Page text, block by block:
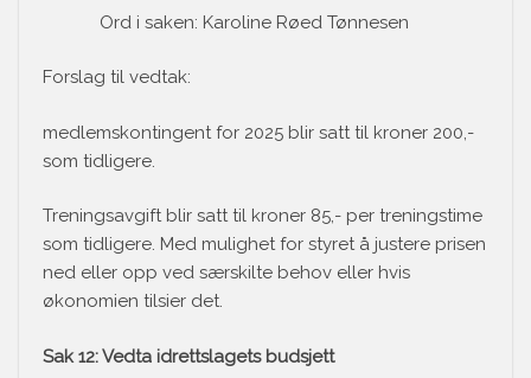
Ord i saken: Karoline Røed Tønnesen
Forslag til vedtak:
medlemskontingent for 2025 blir satt til kroner 200,-
som tidligere.
Treningsavgift blir satt til kroner 85,- per treningstime
som tidligere. Med mulighet for styret å justere prisen
ned eller opp ved særskilte behov eller hvis
økonomien tilsier det.
Sak 12: Vedta idrettslagets budsjett